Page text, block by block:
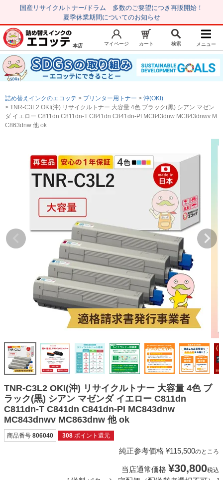
国産リサイクルトナー/ドラム 多数のご要望につき再販開始！
夏季休業期間についてのお知らせ
新規会員登録 マイページ
トップページ お気に入り
注文履歴 レビュー履歴
はじめての方へ
初心者用セット
キャノンインク
ブラザーインク
詰め替えインク
互換インクボトル
互換インクカートリッジ
再生インクカートリッジ
記事を探す
ご利用ガイド
よくある質問
お問い合わせ
会員専用商品
説明書ダウンロード
本店 マイページ カート 検索 メニュー
詰め替えインクのエコッテ プリンター用トナー
沖(OKI)
TNR-C3L2 OKI(沖) リサイクルトナー 大容量 4色 ブラック(黒) シアン マゼン
ダ イエロー C811dn C811dn-T C841dn C841dn-PI MC843dnw MC843dnwv M
C863dnw 他 ok
TNR-C3L2 OKI(沖) リサイクルトナー 大容量 4色 ブ
ラック(黒) シアン マゼンダ イエロー C811dn
C811dn-T C841dn C841dn-PI MC843dnw
MC843dnwv MC863dnw 他 ok
商品番号 806040 308 ポイント還元
純正参考価格 ¥115,500のところ
当店通常価格 ¥30,800税込